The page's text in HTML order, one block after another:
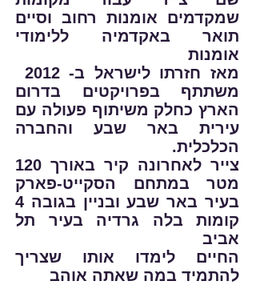
שמקדמים אומנות רחוב וסיים
תואר באקדמיה ללימודי
אומנות
משתתף בפרויקטים בדרום
הארץ כחלק משיתוף פעולה עם
עירית באר שבע והחברה
הכלכלית.
צייר לאחרונה קיר באורך 120
מטר במתחם הסקייט-פארק
בעיר באר שבע ובניין בגובה 4
קומות בלה גרדיה בעיר תל
אביב
החיים לימדו אותו שצריך
להתמיד במה שאתה אוהב